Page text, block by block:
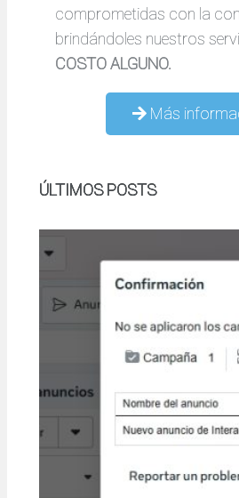
comprometidas con la
brindándoles nuestros
COSTO ALGUNO.
Más
ÚLTIMOS POSTS